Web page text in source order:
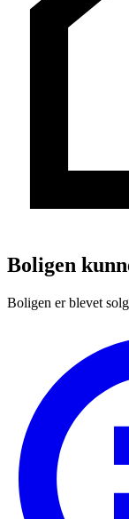
Boligen
Boligen er blevet